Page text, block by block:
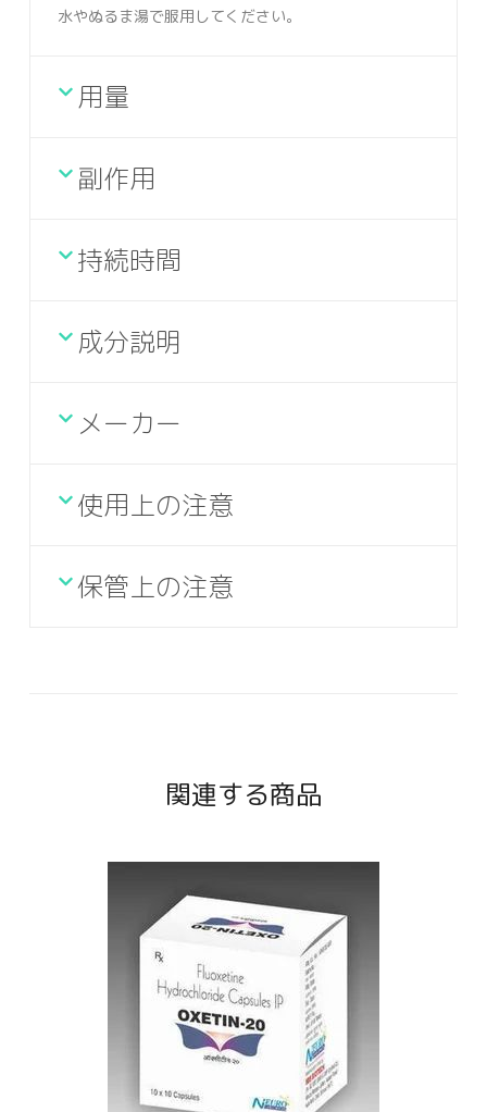
水やぬるま湯で服用してください。
用量
副作用
持続時間
成分説明
メーカー
使用上の注意
保管上の注意
関連する商品